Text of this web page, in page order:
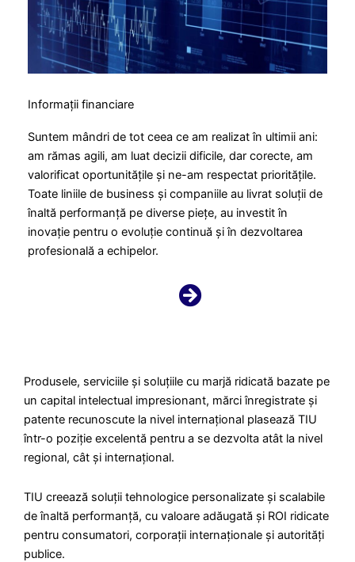
Informații financiare
Suntem mândri de tot ceea ce am realizat în ultimii ani:
am rămas agili, am luat decizii dificile, dar corecte, am
valorificat oportunitățile și ne-am respectat prioritățile.
Toate liniile de business și companiile au livrat soluții de
înaltă performanță pe diverse piețe, au investit în
inovație pentru o evoluție continuă și în dezvoltarea
profesională a echipelor.
Produsele, serviciile și soluțiile cu marjă ridicată bazate pe
un capital intelectual impresionant, mărci înregistrate și
patente recunoscute la nivel internațional plasează TIU
într-o poziție excelentă pentru a se dezvolta atât la nivel
regional, cât și internațional.
TIU creează soluții tehnologice personalizate și scalabile
de înaltă performanță, cu valoare adăugată și ROI ridicate
pentru consumatori, corporații internaționale și autorități
publice.